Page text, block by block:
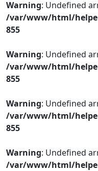
Warning: Undefined
/var/www/html/
855
Warning: Undefined
/var/www/html/
855
Warning: Undefined
/var/www/html/
855
Warning: Undefined
/var/www/html/